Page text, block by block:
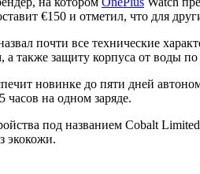
€150 и отметил, что для
почти все технические
также защиту корпуса от воды по
новинке до пяти дней
часов на одном заряде.
под названием Cobalt
экокожи.